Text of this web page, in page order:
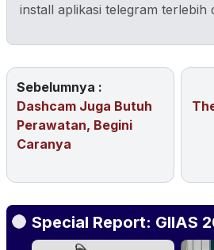
install aplikasi telegram terlebih
Sebelumnya :
Dashcam Juga Butuh
Perawatan, Begini
Caranya
Special Report: GIIAS